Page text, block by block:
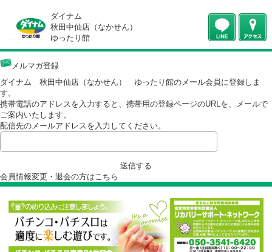
ダイナム
秋田中仙店（なかせん）
ゆったり館
メルマガ登録
ダイナム 秋田中仙店（なかせん） ゆったり館のメール会員に登録し
す。
携帯電話のアドレスを入力すると、携帯用の登録ページのURLを、メー
ご案内いたします。
配信先のメールアドレスを入力してください。
会員情報変更・退会の方はこちら